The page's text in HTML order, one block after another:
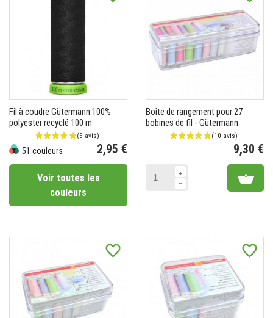
Fil à coudre Gütermann 100%
polyester recyclé 100 m
51 couleurs 2,95 €
Voir toutes les
couleurs
Boîte de rangement pour 27
bobines de fil - Gütermann
9,30 €
Add
favorite_border favorite_border